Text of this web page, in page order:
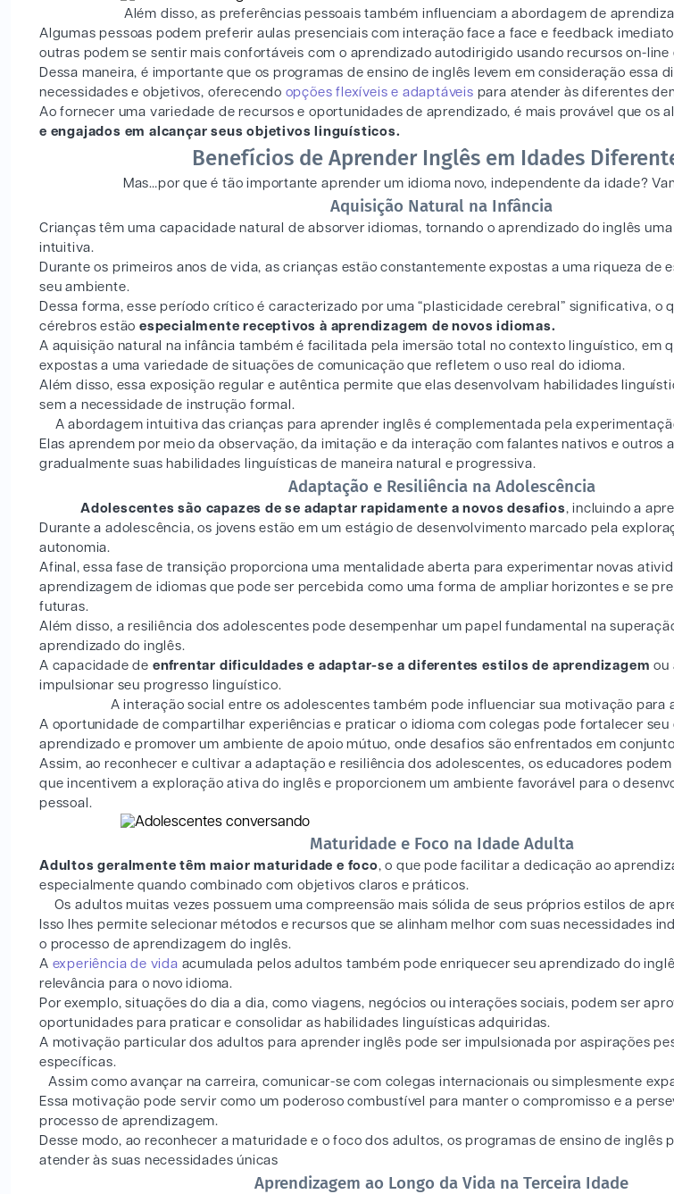
Além disso, as preferências pessoais também influenciam a abordagem de
Algumas pessoas podem preferir aulas presenciais com interação face a face e feedback
outras podem se sentir mais confortáveis com o aprendizado autodirigido usando recursos on-line
Dessa maneira, é importante que os programas de ensino de inglês levem em consideração essa
necessidades e objetivos, oferecendo opções flexíveis e adaptáveis para atender às diferentes
Ao fornecer uma variedade de recursos e oportunidades de aprendizado, é mais provável que os
e engajados em alcançar seus objetivos linguísticos.
Benefícios de Aprender Inglês em Idades
Mas…por que é tão importante aprender um idioma novo, independente da idade?
Aquisição Natural na Infância
Crianças têm uma capacidade natural de absorver idiomas, tornando o aprendizado do inglês
intuitiva.
Durante os primeiros anos de vida, as crianças estão constantemente expostas a uma riqueza de
seu ambiente.
Dessa forma, esse período crítico é caracterizado por uma “plasticidade cerebral” significativa, o
cérebros estãoespecialmente receptivos à aprendizagem de novos idiomas.
A aquisição natural na infância também é facilitada pela imersão total no contexto linguístico, em
expostas a uma variedade de situações de comunicação que refletem o uso real do idioma.
Além disso, essa exposição regular e autêntica permite que elas desenvolvam habilidades
sem a necessidade de instrução formal.
A abordagem intuitiva das crianças para aprender inglês é complementada pela
Elas aprendem por meio da observação, da imitação e da interação com falantes nativos e outros
gradualmente suas habilidades linguísticas de maneira natural e progressiva.
Adaptação e Resiliência na Adolescência
Adolescentes são capazes de se adaptar rapidamente a novos desafios, incluindo a
Durante a adolescência, os jovens estão em um estágio de desenvolvimento marcado pela
autonomia.
Afinal, essa fase de transição proporciona uma mentalidade aberta para experimentar novas
aprendizagem de idiomas que pode ser percebida como uma forma de ampliar horizontes e se
futuras.
Além disso, a resiliência dos adolescentes pode desempenhar um papel fundamental na
aprendizado do inglês.
A capacidade de enfrentar dificuldades e adaptar-se a diferentes estilos de aprendizagemou
impulsionar seu progresso linguístico.
A interação social entre os adolescentes também pode influenciar sua motivação para
A oportunidade de compartilhar experiências e praticar o idioma com colegas pode fortalecer seu
aprendizado e promover um ambiente de apoio mútuo, onde desafios são enfrentados em
Assim, ao reconhecer e cultivar a adaptação e resiliência dos adolescentes, os educadores
que incentivem a exploração ativa do inglês e proporcionem um ambiente favorável para o
pessoal.
Maturidade e Foco na Idade Adulta
Adultos geralmente têm maior maturidade e foco, o que pode facilitar a dedicação ao
especialmente quando combinado com objetivos claros e práticos.
Os adultos muitas vezes possuem uma compreensão mais sólida de seus próprios estilos de
Isso lhes permite selecionar métodos e recursos que se alinham melhor com suas necessidades
o processo de aprendizagem do inglês.
A experiência de vida acumulada pelos adultos também pode enriquecer seu aprendizado do
relevância para o novo idioma.
Por exemplo, situações do dia a dia, como viagens, negócios ou interações sociais, podem ser
oportunidades para praticar e consolidar as habilidades linguísticas adquiridas.
A motivação particular dos adultos para aprender inglês pode ser impulsionada por aspirações
específicas.
Assim como avançar na carreira, comunicar-se com colegas internacionais ou simplesmente
Essa motivação pode servir como um poderoso combustível para manter o compromisso e a
processo de aprendizagem.
Desse modo, ao reconhecer a maturidade e o foco dos adultos, os programas de ensino de inglês
atender às suas necessidades únicas
Aprendizagem ao Longo da Vida na Terceira Idade